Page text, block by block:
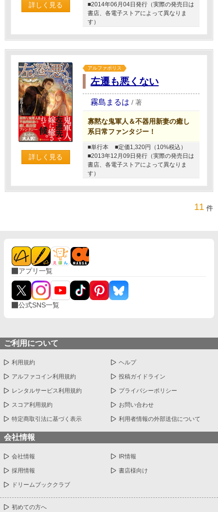
詳しく見る
■2014年06月04日発行（実際の発売日は
書店、各電子ストアによって異なりま
す）
詳しく見る
アルファポリス
左遷も悪くない
霧島まるは / 著
寡黙な鬼軍人＆不器用新妻の癒し
系日常ファンタジー！
■単行本
■定価1,320円（10%税込）
■2013年12月09日発行（実際の発売日は
書店、各電子ストアによって異なりま
す）
11 件
アプリ一覧
公式SNS一覧
ご利用について
利用規約 ヘルプ
アルファコイン利用規約 投稿ガイドライン
レンタルサービス利用規約 プライバシーポリシー
スコア利用規約 お問い合わせ
特定商取引法に基づく表示 利用者情報の外部送信について
会社情報
会社情報 IR情報
採用情報 書店様向け
ドリームブッククラブ
初めての方へ